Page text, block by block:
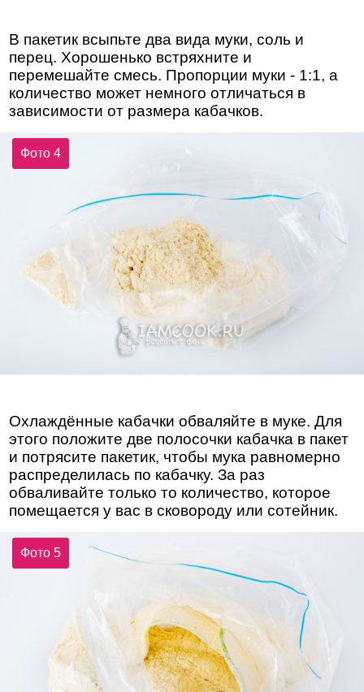
В пакетик всыпьте два вида муки, соль и
перец. Хорошенько встряхните и
перемешайте смесь. Пропорции муки - 1:1, а
количество может немного отличаться в
зависимости от размера кабачков.
Фото 4
Охлаждённые кабачки обваляйте в муке. Для
этого положите две полосочки кабачка в пакет
и потрясите пакетик, чтобы мука равномерно
распределилась по кабачку. За раз
обваливайте только то количество, которое
помещается у вас в сковороду или сотейник.
Фото 5